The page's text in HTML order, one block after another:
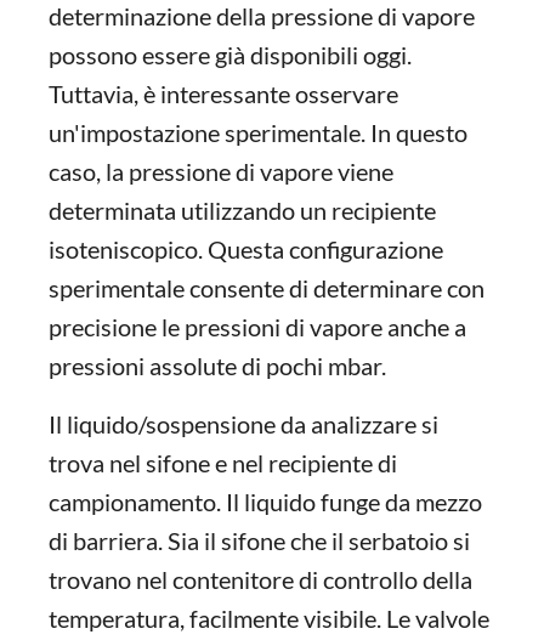
determinazione della pressione di vapore
possono essere già disponibili oggi.
Tuttavia, è interessante osservare
un'impostazione sperimentale. In questo
caso, la pressione di vapore viene
determinata utilizzando un recipiente
isoteniscopico. Questa configurazione
sperimentale consente di determinare con
precisione le pressioni di vapore anche a
pressioni assolute di pochi mbar.
Il liquido/sospensione da analizzare si
trova nel sifone e nel recipiente di
campionamento. Il liquido funge da mezzo
di barriera. Sia il sifone che il serbatoio si
trovano nel contenitore di controllo della
temperatura, facilmente visibile. Le valvole